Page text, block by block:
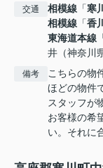
交通 相模線 「寒川
相模線 「香川
東海道本線
井（神奈川
備考
こちらの物
ほどの物件
スタッフが
お客様の希
い。それに